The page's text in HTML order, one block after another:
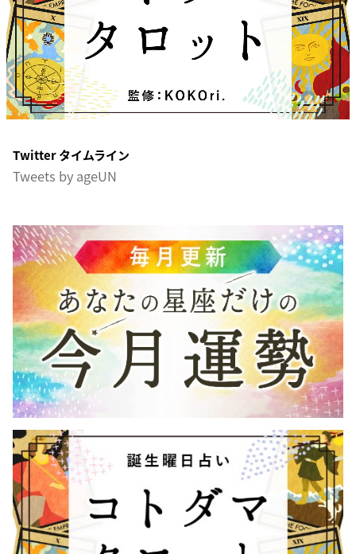
Twitter タイムライン
Tweets by ageUN